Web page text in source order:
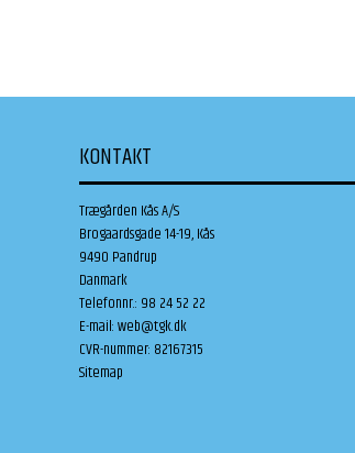
KONTAKT
Trægården Kås A/S
Brogaardsgade 14-19, Kås
9490 Pandrup
Danmark
Telefonnr.: 98 24 52 22
E-mail:web@tgk.dk
CVR-nummer: 82167315
Sitemap